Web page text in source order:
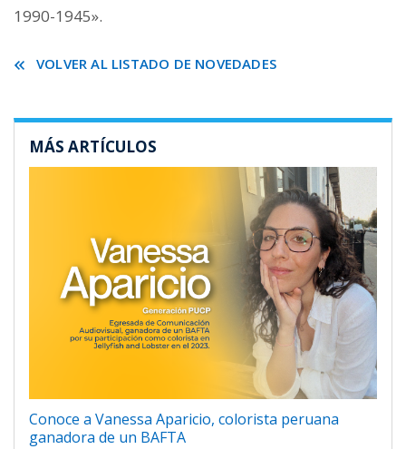
1990-1945».
VOLVER AL LISTADO DE NOVEDADES
MÁS ARTÍCULOS
Conoce a Vanessa Aparicio, colorista peruana
ganadora de un BAFTA